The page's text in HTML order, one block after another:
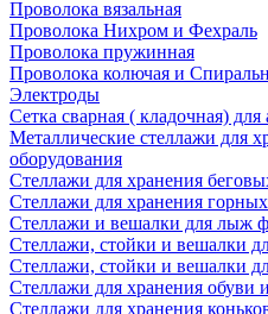
Проволока вязальная
Проволока Нихром и Фехраль
Проволока пружинная
Проволока колючая и
Электроды
Сетка сварная ( кладочная)
Металлические стеллажи для
оборудования
Стеллажи для хранения
Стеллажи для хранения
Стеллажи и вешалки для лыж
Стеллажи, стойки и вешалки
Стеллажи, стойки и вешалки
Стеллажи для хранения обуви
Стеллажи для хранения